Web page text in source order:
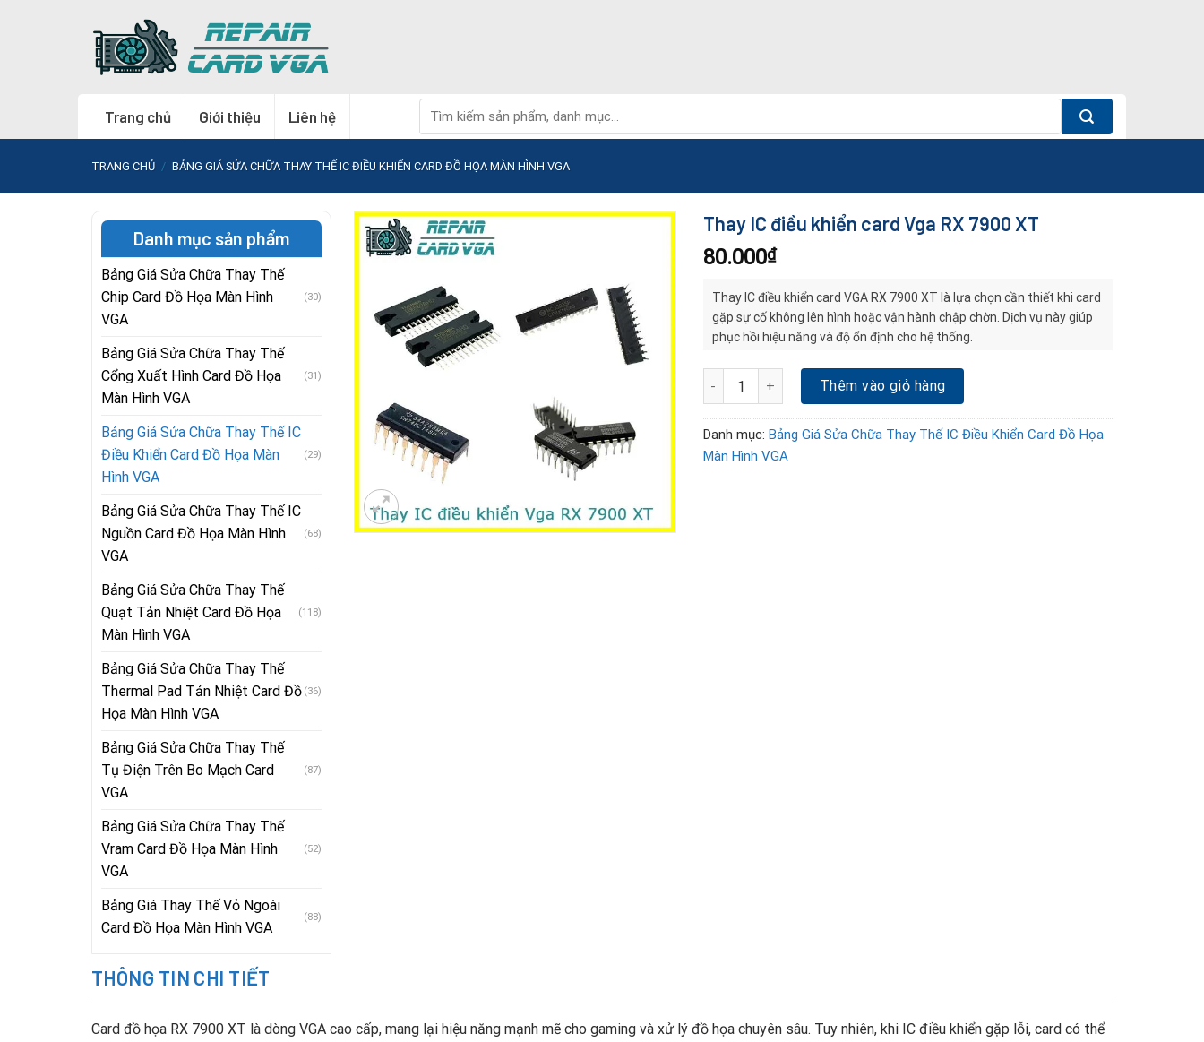
Trang chủ Giới thiệu Liên hệ
kiếm:
TRANG CHỦ / BẢNG GIÁ SỬA CHỮA THAY THẾ IC ĐIỀU KHIỂN CARD ĐỒ HỌA MÀN HÌNH VGA
Thay IC điều khiển card Vga RX 7900 XT
80.000₫
Thay IC điều khiển card VGA RX 7900 XT là lựa chọn cần thiết khi card
gặp sự cố không lên hình hoặc vận hành chập chờn. Dịch vụ này giúp
phục hồi hiệu năng và độ ổn định cho hệ thống.
Thay IC điều khiển card Vga RX 7900 XT số lượng
Thêm vào giỏ hàng
Danh mục: Bảng Giá Sửa Chữa Thay Thế IC Điều Khiển Card Đồ Họa
Màn Hình VGA
Danh mục sản phẩm
Bảng Giá Sửa Chữa Thay Thế
Chip Card Đồ Họa Màn Hình
VGA
(30)
Bảng Giá Sửa Chữa Thay Thế
Cổng Xuất Hình Card Đồ Họa
Màn Hình VGA
(31)
Bảng Giá Sửa Chữa Thay Thế IC
Điều Khiển Card Đồ Họa Màn
Hình VGA
(29)
Bảng Giá Sửa Chữa Thay Thế IC
Nguồn Card Đồ Họa Màn Hình
VGA
(68)
Bảng Giá Sửa Chữa Thay Thế
Quạt Tản Nhiệt Card Đồ Họa
Màn Hình VGA
(118)
Bảng Giá Sửa Chữa Thay Thế
Thermal Pad Tản Nhiệt Card Đồ
Họa Màn Hình VGA
(36)
Bảng Giá Sửa Chữa Thay Thế
Tụ Điện Trên Bo Mạch Card
VGA
(87)
Bảng Giá Sửa Chữa Thay Thế
Vram Card Đồ Họa Màn Hình
VGA
(52)
Bảng Giá Thay Thế Vỏ Ngoài
Card Đồ Họa Màn Hình VGA
(88)
THÔNG TIN CHI TIẾT
Card đồ họa RX 7900 XT là dòng VGA cao cấp, mang lại hiệu năng mạnh mẽ cho gaming và xử lý đồ họa chuyên sâu. Tuy nhiên, khi IC điều khiển gặp lỗi, card có thể